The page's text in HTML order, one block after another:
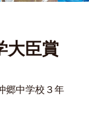
大臣賞
郷中学校３年